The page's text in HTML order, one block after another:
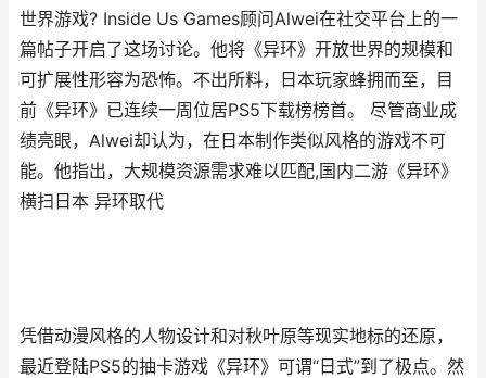
世界游戏? Inside Us Games顾问Alwei在社交平台上的一
篇帖子开启了这场讨论。他将《异环》开放世界的规模和
可扩展性形容为恐怖。不出所料，日本玩家蜂拥而至，目
前《异环》已连续一周位居PS5下载榜榜首。 尽管商业成
绩亮眼，Alwei却认为，在日本制作类似风格的游戏不可
能。他指出，大规模资源需求难以匹配,国内二游《异环》
横扫日本 异环取代
凭借动漫风格的人物设计和对秋叶原等现实地标的还原，
最近登陆PS5的抽卡游戏《异环》可谓“日式”到了极点。然